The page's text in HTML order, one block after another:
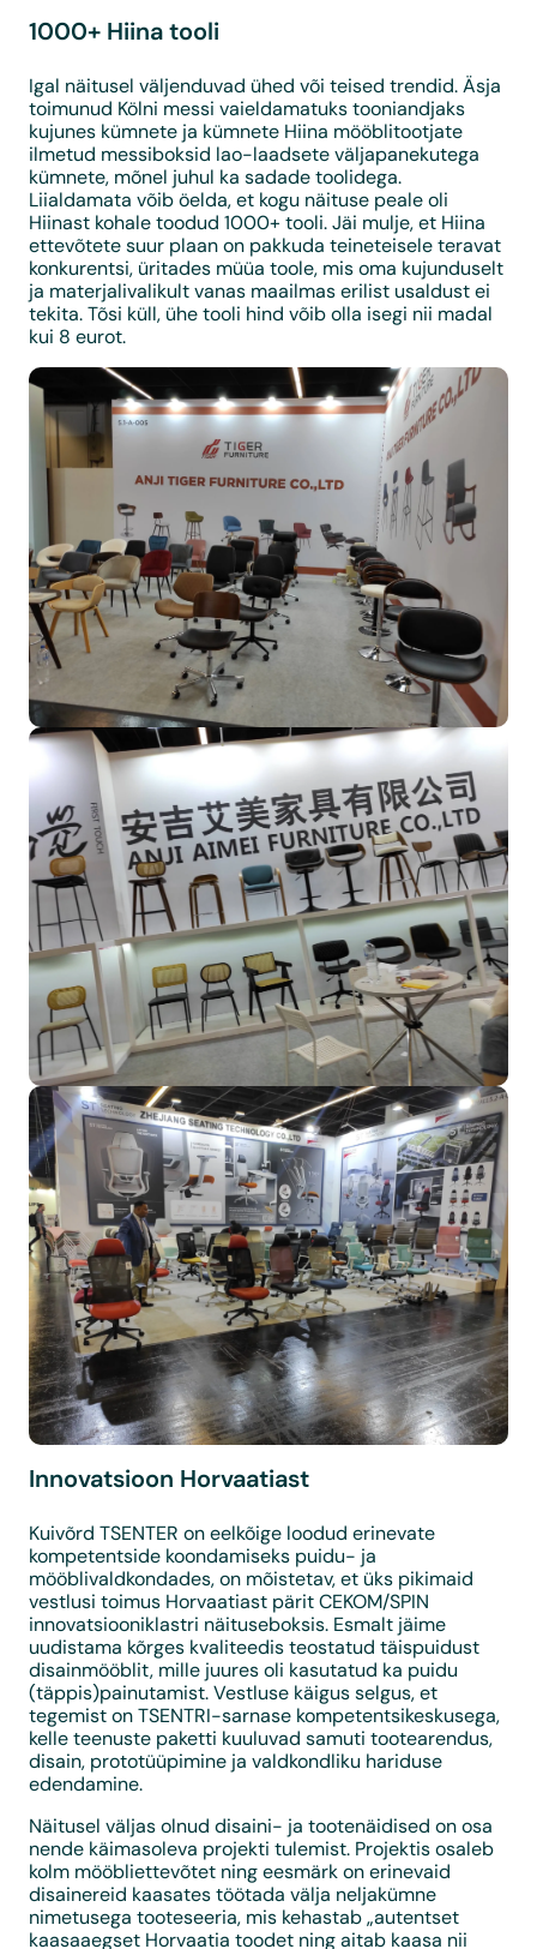
1000+ Hiina tooli
Igal näitusel väljenduvad ühed või teised trendid. Äsja
toimunud Kölni messi vaieldamatuks tooniandjaks
kujunes kümnete ja kümnete Hiina mööblitootjate
ilmetud messiboksid lao-laadsete väljapanekutega
kümnete, mõnel juhul ka sadade toolidega.
Liialdamata võib öelda, et kogu näituse peale oli
Hiinast kohale toodud 1000+ tooli. Jäi mulje, et Hiina
ettevõtete suur plaan on pakkuda teineteisele teravat
konkurentsi, üritades müüa toole, mis oma kujunduselt
ja materjalivalikult vanas maailmas erilist usaldust ei
tekita. Tõsi küll, ühe tooli hind võib olla isegi nii madal
kui 8 eurot.
Innovatsioon Horvaatiast
Kuivõrd TSENTER on eelkõige loodud erinevate
kompetentside koondamiseks puidu- ja
mööblivaldkondades, on mõistetav, et üks pikimaid
vestlusi toimus Horvaatiast pärit CEKOM/SPIN
innovatsiooniklastri näituseboksis. Esmalt jäime
uudistama kõrges kvaliteedis teostatud täispuidust
disainmööblit, mille juures oli kasutatud ka puidu
(täppis)painutamist. Vestluse käigus selgus, et
tegemist on TSENTRI-sarnase kompetentsikeskusega,
kelle teenuste paketti kuuluvad samuti tootearendus,
disain, prototüüpimine ja valdkondliku hariduse
edendamine.
Näitusel väljas olnud disaini- ja tootenäidised on osa
nende käimasoleva projekti tulemist. Projektis osaleb
kolm mööbliettevõtet ning eesmärk on erinevaid
disainereid kaasates töötada välja neljakümne
nimetusega tooteseeria, mis kehastab „autentset
kaasaaegset Horvaatia toodet ning aitab kaasa nii